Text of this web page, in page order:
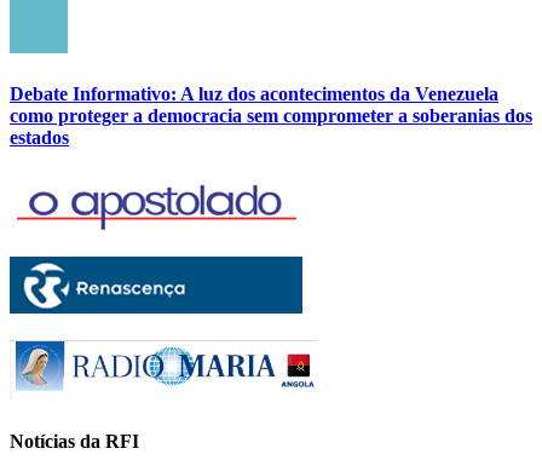
Debate Informativo: A luz dos acontecimentos da Venezuela
como proteger a democracia sem comprometer a soberanias dos
estados
Notícias da RFI